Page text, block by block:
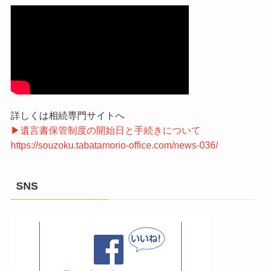
詳しくは相続専門サイトへ
▶遺言書保管制度の開始日と手続きについて
https://souzoku.tabatamorio-office.com/news-036/
SNS